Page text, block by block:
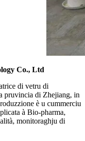
Co., Ltd
di vetru di
pruvincia di Zhejiang, in
è u cummerciu
à Bio-pharma,
monitoraghju di